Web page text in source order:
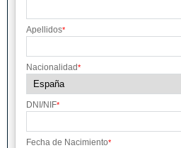
Apellidos*
Nacionalidad*
DNI/NIF*
Fecha de Nacimiento*